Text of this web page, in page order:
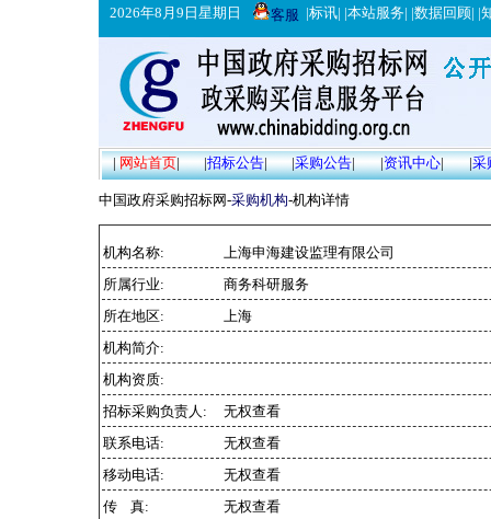
2026年8月9日星期日 客服 |标讯| |本站服务| |数据回顾| |
|网站首页| |招标公告| |采购公告| |资讯中心| |采
中国政府采购招标网-采购机构-机构详情
机构名称:
上海申海建设监理有限公司
所属行业:
商务科研服务
所在地区:
上海
机构简介:
机构资质:
招标采购负责人:
无权查看
联系电话:
无权查看
移动电话:
无权查看
传 真:
无权查看